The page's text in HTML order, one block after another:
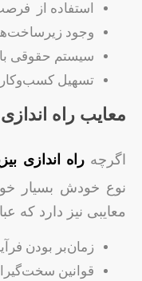
استفاده از
وجود
سیستم حقوقی
تسهیل کسب‌وکار
معایب راه اندازی
اگرچهراه اندازی
نوع خودش بسیار
معایبی نیز دارد که
زمان‌بر بودن
قوانین